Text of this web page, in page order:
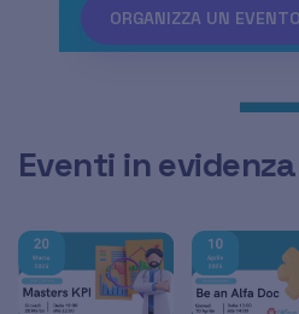
ORGANIZZA UN
Eventi in evidenza